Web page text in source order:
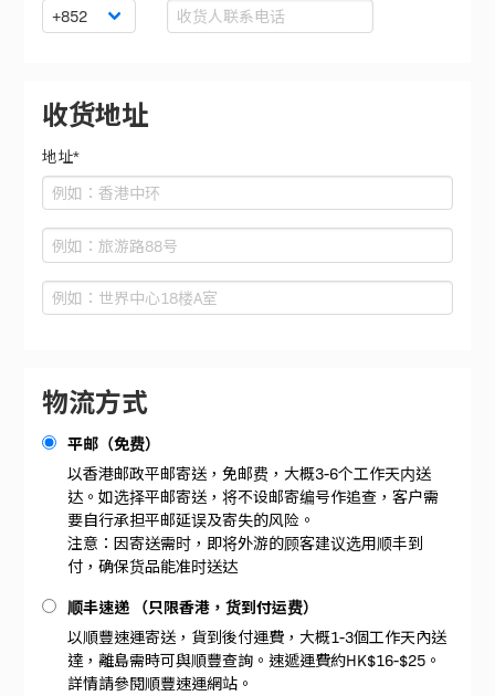
收货地址
地址*
物流方式
平邮（免费）
以香港邮政平邮寄送，免邮费，大概3-6个工作天内送
达。如选择平邮寄送，将不设邮寄编号作追查，客户需
要自行承担平邮延误及寄失的风险。
注意：因寄送需时，即将外游的顾客建议选用顺丰到
付，确保货品能准时送达
顺丰速递 （只限香港，货到付运费）
以順豐速運寄送，貨到後付運費，大概1-3個工作天內送
達，離島需時可與順豐查詢。速遞運費約HK$16-$25。
詳情請參閱順豐速運網站。